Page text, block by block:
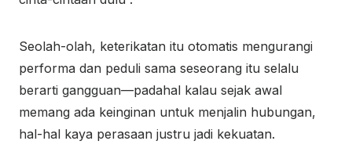
Seolah-olah, keterikatan itu otomatis mengurangi
performa dan peduli sama seseorang itu selalu
berarti gangguan—padahal kalau sejak awal
memang ada keinginan untuk menjalin hubungan,
hal-hal kaya perasaan justru jadi kekuatan.